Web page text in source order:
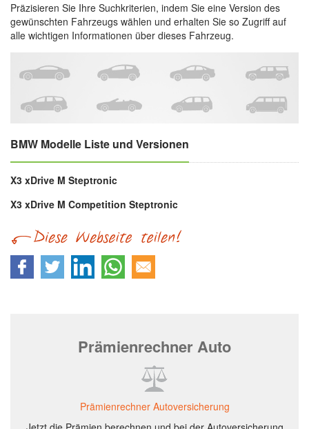
Präzisieren Sie Ihre Suchkriterien, indem Sie eine Version des
gewünschten Fahrzeugs wählen und erhalten Sie so Zugriff auf
alle wichtigen Informationen über dieses Fahrzeug.
BMW Modelle Liste und Versionen
X3 xDrive M Steptronic
X3 xDrive M Competition Steptronic
Prämienrechner Auto
Prämienrechner Autoversicherung